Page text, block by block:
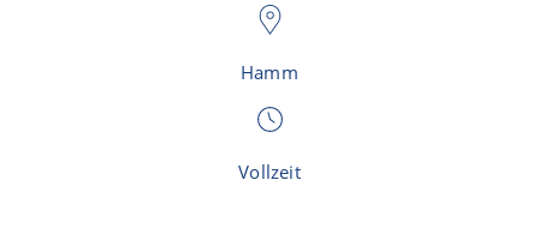
Hamm
Vollzeit